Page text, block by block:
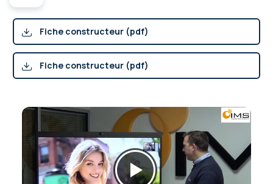
Fiche constructeur (pdf)
Fiche constructeur (pdf)